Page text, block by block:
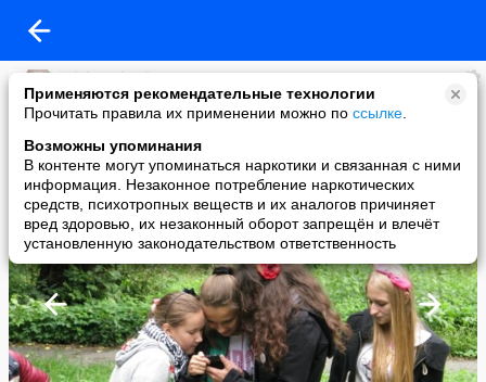
Применяются рекомендательные технологии
Прочитать правила их применении можно по ссылке
Возможны упоминания
В контенте могут упоминаться наркотики и связанная с ними
информация. Незаконное потребление наркотических
средств, психотропных веществ и их аналогов причиняет
вред здоровью, их незаконный оборот запрещён и влечёт
установленную законодательством ответственность
Aleksandr Sikora
added a photo
31 Aug в 22:44